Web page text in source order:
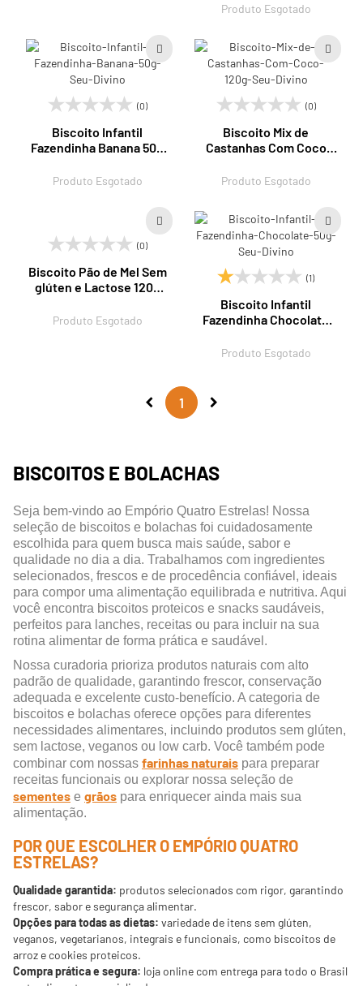
Produto Esgotado
(0)
Biscoito Infantil
Fazendinha Banana 50g
Produto Esgotado
(0)
Biscoito Mix de
Castanhas Com Coco
Produto Esgotado
(0)
Biscoito Pão de Mel Sem
glúten e Lactose 120g
Produto Esgotado
(1)
Biscoito Infantil
Fazendinha Chocolate
Produto Esgotado
1
BISCOITOS E BOLACHAS
Seja bem-vindo ao Empório Quatro Estrelas! Nossa
seleção de biscoitos e bolachas foi cuidadosamente
escolhida para quem busca mais saúde, sabor e
qualidade no dia a dia. Trabalhamos com ingredientes
selecionados, frescos e de procedência confiável, ideais
para compor uma alimentação equilibrada e nutritiva. Aqui
você encontra biscoitos proteicos e snacks saudáveis,
perfeitos para lanches, receitas ou para incluir na sua
rotina alimentar de forma prática e saudável.
Nossa curadoria prioriza produtos naturais com alto
padrão de qualidade, garantindo frescor, conservação
adequada e excelente custo-benefício. A categoria de
biscoitos e bolachas oferece opções para diferentes
necessidades alimentares, incluindo produtos sem glúten,
sem lactose, veganos ou low carb. Você também pode
combinar com nossas farinhas naturais para preparar
receitas funcionais ou explorar nossa seleção de
sementes e grãos para enriquecer ainda mais sua
alimentação.
POR QUE ESCOLHER O EMPÓRIO QUATRO
ESTRELAS?
Qualidade garantida: produtos selecionados com rigor, garantindo
frescor, sabor e segurança alimentar.
Opções para todas as dietas: variedade de itens sem glúten,
veganos, vegetarianos, integrais e funcionais, como biscoitos de
arroz e cookies proteicos.
Compra prática e segura: loja online com entrega para todo o Brasil